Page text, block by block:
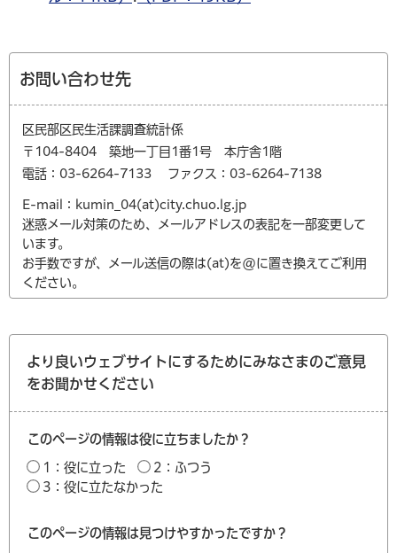
お問い合わせ先
区民部区民生活課調査統計係
〒104-8404 築地一丁目1番1号 本庁舎1階
電話：03-6264-7133
ファクス：03-6264-7138
E-mail：kumin_04(at)city.chuo.lg.jp
迷惑メール対策のため、メールアドレスの表記を一部変更して
います。
お手数ですが、メール送信の際は(at)を@に置き換えてご利用
ください。
より良いウェブサイトにするためにみなさまのご意見
をお聞かせください
このページの情報は役に立ちましたか？
1：役に立った
2：ふつう
3：役に立たなかった
このページの情報は見つけやすかったですか？